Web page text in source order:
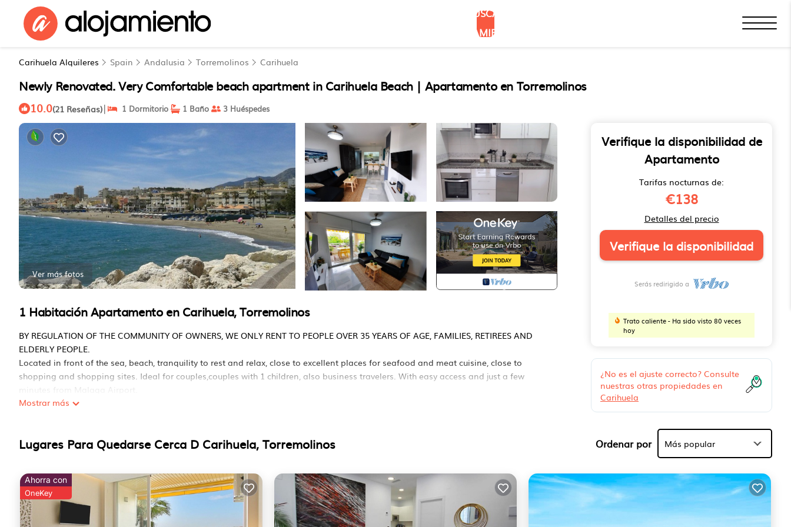
BUSCAR
ALOJAMIENTOS
Carihuela Alquileres Spain Andalusia Torremolinos Carihuela
Newly Renovated. Very Comfortable beach apartment in Carihuela Beach | Apartamento en Torremolinos
10.0(21 Reseñas)| 1 Dormitorio 1 Baño 3 Huéspedes
Ver más fotos
1 Habitación Apartamento en Carihuela, Torremolinos
BY REGULATION OF THE COMMUNITY OF OWNERS, WE ONLY RENT TO PEOPLE OVER 35 YEARS OF AGE, FAMILIES, RETIREES AND
ELDERLY PEOPLE.
Located in front of the sea, beach, tranquility to rest and relax, close to excellent places for seafood and meat cuisine, close to
shopping and shopping sites. Ideal for couples,couples with 1 children, also business travelers. With easy access and just a few
minutes from Malaga Airport.
Very comfortable apartment a few meters from the beach and the Paseo Marítimo de la Carihuela,with a large terrace with a table
-Free WIFI
-1 Sofa bed
-1 bathroom with shower,toilet and bidet
-Air Conditioning and Heating
-Dining room integrated into the Living Room for 4 people
Mostrar más
Verifique la disponibilidad de
Apartamento
Tarifas nocturnas de:
€138
Detalles del precio
Verifique la disponibilidad
Serás redirigido a
Trato caliente - Ha sido visto 80 veces
hoy
¿No es el ajuste correcto? Consulte
nuestras otras propiedades en
Carihuela
Lugares Para Quedarse Cerca D Carihuela, Torremolinos Ordenar por Más popular
Ahorra con
OneKey